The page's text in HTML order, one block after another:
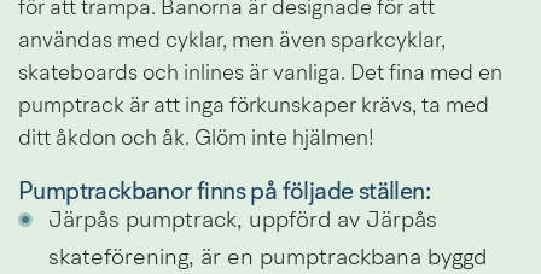
för att trampa. Banorna är designade för att
användas med cyklar, men även sparkcyklar,
skateboards och inlines är vanliga. Det fina med en
pumptrack är att inga förkunskaper krävs, ta med
ditt åkdon och åk. Glöm inte hjälmen!
Pumptrackbanor finns på följade ställen:
Järpås pumptrack, uppförd av Järpås
skateförening, är en pumptrackbana byggd